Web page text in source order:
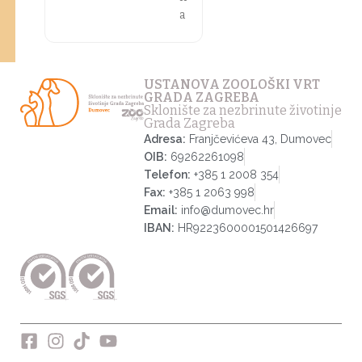
a
USTANOVA ZOOLOŠKI VRT
GRADA ZAGREBA
Sklonište za nezbrinute životinje
Grada Zagreba
Adresa: Franjčevićeva 43, Dumovec
OIB: 69262261098
Telefon: +385 1 2008 354
Fax: +385 1 2063 998
Email: info@dumovec.hr
IBAN: HR9223600001501426697